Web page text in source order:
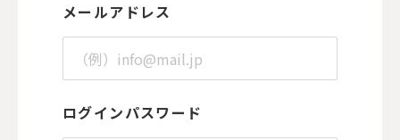
メールアドレス
ログインパスワード